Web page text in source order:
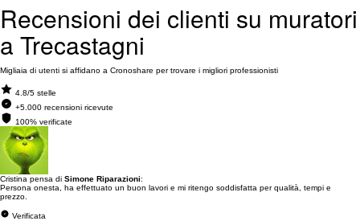
Recensioni dei clienti su muratori
a Trecastagni
Migliaia di utenti si affidano a Cronoshare per trovare i migliori professionisti
4.8/5 stelle
+5.000 recensioni ricevute
100% verificate
Cristina pensa di Simone Riparazioni:
Persona onesta, ha effettuato un buon lavori e mi ritengo soddisfatta per qualità, tempi e
prezzo.
Verificata